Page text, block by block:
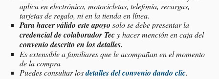
aplica en electrónica, motocicletas, telefonía, recargas,
tarjetas de regalo, ni en la tienda en línea.
Para hacer válido este apoyo solo se debe presentar la
credencial de colaborador Tecy hacer mención en caja del
convenio descrito en los detalles.
Es extensible a familiares que le acompañan en el momento
de la compra
Puedes consultar losdetalles del convenio dando clic.